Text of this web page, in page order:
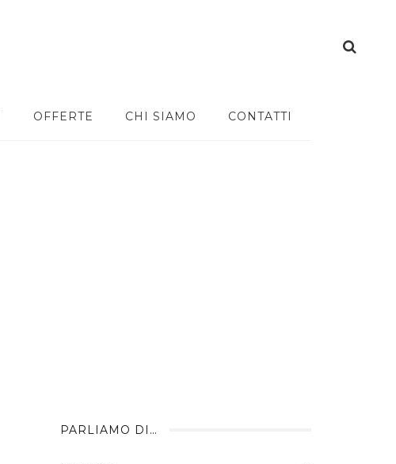
OFFERTE CHI SIAMO CONTATTI
PARLIAMO DI…